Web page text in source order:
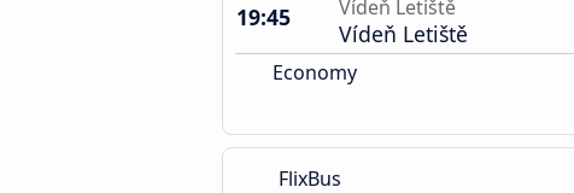
19:45 Vídeň Letiště
Vídeň Letiště
Economy
FlixBus